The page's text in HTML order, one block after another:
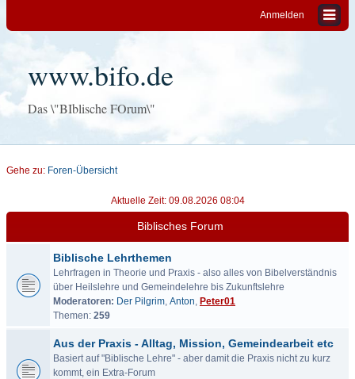
Anmelden
www.bifo.de
Das \"BIblische FOrum\"
Gehe zu: Foren-Übersicht
Aktuelle Zeit: 09.08.2026 08:04
Biblisches Forum
Biblische Lehrthemen
Lehrfragen in Theorie und Praxis - also alles von Bibelverständnis
über Heilslehre und Gemeindelehre bis Zukunftslehre
Moderatoren: Der Pilgrim, Anton, Peter01
Themen: 259
Aus der Praxis - Alltag, Mission, Gemeindearbeit etc
Basiert auf "Biblische Lehre" - aber damit die Praxis nicht zu kurz
kommt, ein Extra-Forum